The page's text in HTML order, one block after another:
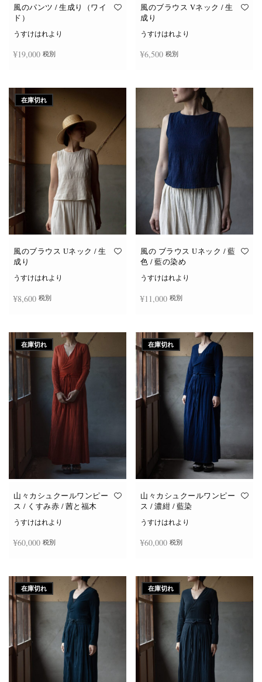
オ
ジ
選
択
で
き
ま
す
オ
ジ
か
ら
選
風のパンツ / 生成り（ワイ
ド）
うすけはれより
¥19,000 税別
風のブラウス Vネック / 生
成り
うすけはれより
¥6,500 税別
在庫切れ
風のブラウス Uネック / 生
成り
うすけはれより
¥8,600 税別
風の ブラウス Uネック / 藍
色 / 藍の染め
うすけはれより
¥11,000 税別
在庫切れ
山々カシュクールワンピー
ス / くすみ赤 / 茜と福木
うすけはれより
¥60,000 税別
在庫切れ
山々カシュクールワンピー
ス / 濃紺 / 藍染
うすけはれより
¥60,000 税別
在庫切れ 在庫切れ